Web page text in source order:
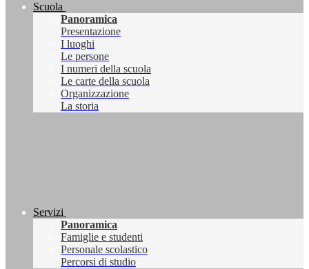
Scuola
Panoramica
Presentazione
I luoghi
Le persone
I numeri della scuola
Le carte della scuola
Organizzazione
La storia
Servizi
Panoramica
Famiglie e studenti
Personale scolastico
Percorsi di studio